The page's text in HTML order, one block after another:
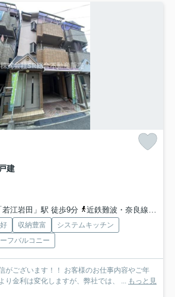
建
江岩田」駅 徒歩9分
近鉄難波・奈良線「河内花園」駅 徒歩16分
収納豊富
システムキッチン
フバルコニー
がございます！！ お客様のお仕事内容やご年
り金利は変化しますが、弊社では、 ... もっと見